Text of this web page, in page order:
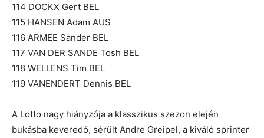
114 DOCKX Gert BEL
115 HANSEN Adam AUS
116 ARMEE Sander BEL
117 VAN DER SANDE Tosh BEL
118 WELLENS Tim BEL
119 VANENDERT Dennis BEL
A Lotto nagy hiányzója a klasszikus szezon elején
bukásba keveredő, sérült Andre Greipel, a kiváló sprinter